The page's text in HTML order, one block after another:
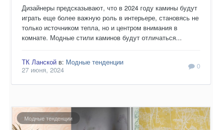
Дизайнеры предсказывают, что в 2024 году камины будут
играть еще более важную роль в интерьере, становясь не
только источником тепла, но и центром внимания в
комнате. Модные стили каминов будут отличаться...
ТК Ланской в: Модные тенденции
27 июня, 2024
0
Модные тенденции